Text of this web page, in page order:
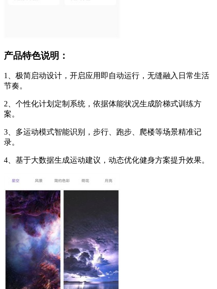
产品特色说明：
1、极简启动设计，开启应用即自动运行，无缝融入日常生活
节奏。
2、个性化计划定制系统，依据体能状况生成阶梯式训练方
案。
3、多运动模式智能识别，步行、跑步、爬楼等场景精准记
录。
4、基于大数据生成运动建议，动态优化健身方案提升效果。